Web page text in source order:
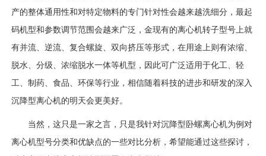
产的整体通用性和对特定物料的专门针对性会越来越洗细分，最起
码机型和参数调节范围会越来广泛，金现有的离心机转子型号上就
有并流、逆流、复合螺旋、双向挤压等形式，在用途上则有浓缩、
脱水、分级、浓缩脱水一体等机型，因此可广泛适用于化工、轻
工、制药、食品、环保等行业，相信随着科技的进步和研发的深入
沉降型离心机的明天会更美好。
当然，这只是一家之言，只是我针对沉降型卧螺离心机为例对
离心机型号分类和优缺点的一些对比分析，希望能通过这些探讨，